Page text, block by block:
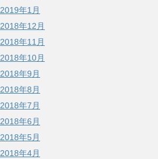
2019年1月
2018年12月
2018年11月
2018年10月
2018年9月
2018年8月
2018年7月
2018年6月
2018年5月
2018年4月